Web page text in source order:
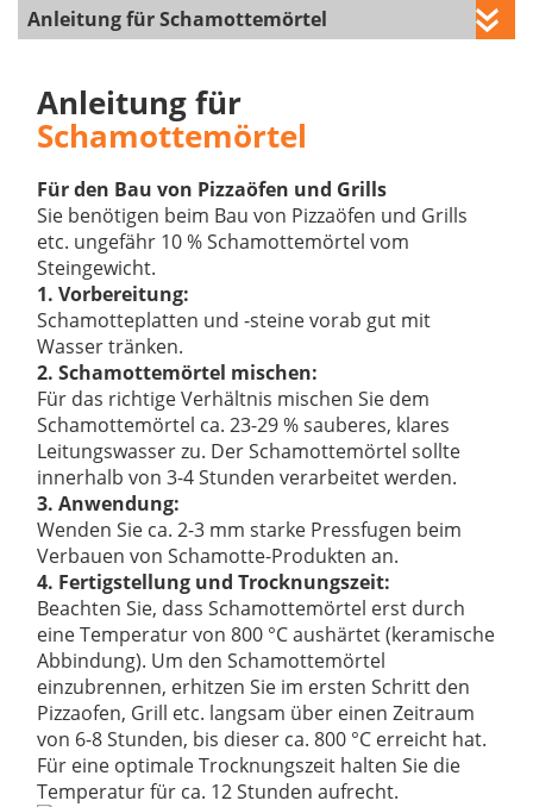
Anleitung für Schamottemörtel
Anleitung für Feuerzement
»
Anleitung für
Schamottemörtel
Für den Bau von Pizzaöfen und Grills
Sie benötigen beim Bau von Pizzaöfen und Grills
etc. ungefähr 10 % Schamottemörtel vom
Steingewicht.
1. Vorbereitung:
Schamotteplatten und -steine vorab gut mit
Wasser tränken.
2. Schamottemörtel mischen:
Für das richtige Verhältnis mischen Sie dem
Schamottemörtel ca. 23-29 % sauberes, klares
Leitungswasser zu. Der Schamottemörtel sollte
innerhalb von 3-4 Stunden verarbeitet werden.
3. Anwendung:
Wenden Sie ca. 2-3 mm starke Pressfugen beim
Verbauen von Schamotte-Produkten an.
4. Fertigstellung und Trocknungszeit:
Beachten Sie, dass Schamottemörtel erst durch
eine Temperatur von 800 °C aushärtet (keramische
Abbindung). Um den Schamottemörtel
einzubrennen, erhitzen Sie im ersten Schritt den
Pizzaofen, Grill etc. langsam über einen Zeitraum
von 6-8 Stunden, bis dieser ca. 800 °C erreicht hat.
Für eine optimale Trocknungszeit halten Sie die
Temperatur für ca. 12 Stunden aufrecht.